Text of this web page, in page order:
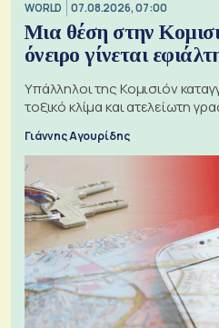
WORLD 07.08.2026, 07:00
Μια θέση στην
όνειρο γίνεται
Υπάλληλοι της Κομισιόν
τοξικό κλίμα και ατελείωτη
Γιάννης Αγουρίδης